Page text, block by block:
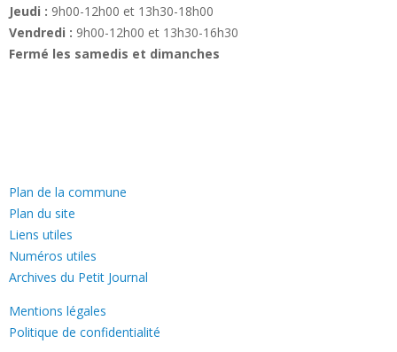
Jeudi : 9h00-12h00 et 13h30-18h00
Vendredi : 9h00-12h00 et 13h30-16h30
Fermé les samedis et dimanches
Plan de la commune
Plan du site
Liens utiles
Numéros utiles
Archives du Petit Journal
Mentions légales
Politique de confidentialité